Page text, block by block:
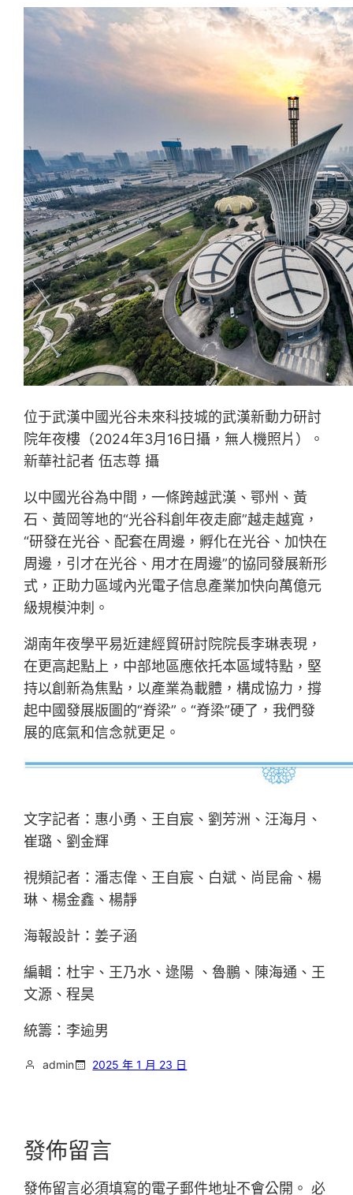
位于武漢中國光谷未來科技城的武漢新動力研討
院年夜樓（2024年3月16日攝，無人機照片）。
新華社記者 伍志尊 攝
以中國光谷為中間，一條跨越武漢、鄂州、黃
石、黃岡等地的“光谷科創年夜走廊”越走越寬，
“研發在光谷、配套在周邊，孵化在光谷、加快在
周邊，引才在光谷、用才在周邊”的協同發展新形
式，正助力區域內光電子信息產業加快向萬億元
級規模沖刺。
湖南年夜學平易近建經貿研討院院長李琳表現，
在更高起點上，中部地區應依托本區域特點，堅
持以創新為焦點，以產業為載體，構成協力，撐
起中國發展版圖的“脊梁”。“脊梁”硬了，我們發
展的底氣和信念就更足。
文字記者：惠小勇、王自宸、劉芳洲、汪海月、
崔璐、劉金輝
視頻記者：潘志偉、王自宸、白斌、尚昆侖、楊
琳、楊金鑫、楊靜
海報設計：姜子涵
編輯：杜宇、王乃水、逯陽 、魯鵬、陳海通、王
文源、程昊
統籌：李逾男
admin 2025 年 1 月 23 日
發佈留言
發佈留言必須填寫的電子郵件地址不會公開。 必